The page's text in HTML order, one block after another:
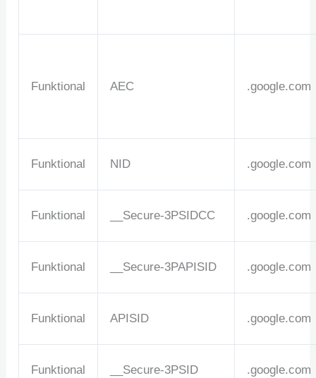
Funktional AEC .google.com
Funktional NID .google.com
Funktional __Secure-3PSIDCC .google.com
Funktional __Secure-3PAPISID .google.com
Funktional APISID .google.com
Funktional __Secure-3PSID .google.com